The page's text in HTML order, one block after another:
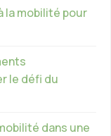
la mobilité pour
le défi du
dans une